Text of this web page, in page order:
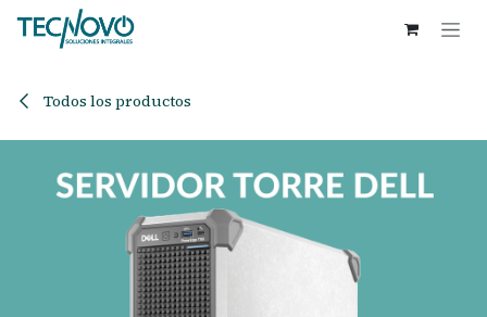
Ir al contenido
Todos los productos